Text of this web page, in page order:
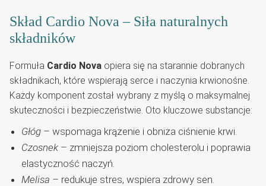
Skład Cardio Nova – Siła naturalnych
składników
Formuła Cardio Nova opiera się na starannie dobranych
składnikach, które wspierają serce i naczynia krwionośne.
Każdy komponent został wybrany z myślą o maksymalnej
skuteczności i bezpieczeństwie. Oto kluczowe substancje:
Głóg – wspomaga krążenie i obniża ciśnienie krwi.
Czosnek – zmniejsza poziom cholesterolu i poprawia
elastyczność naczyń.
Melisa – redukuje stres, wspiera zdrowy sen.